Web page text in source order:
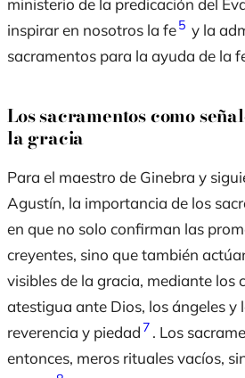
inspirar en nosotros la fe5 y la
sacramentos para la ayuda de la
Los sacramentos como
la gracia
Para el maestro de Ginebra y
Agustín, la importancia de los
en que no solo confirman las
creyentes, sino que también
visibles de la gracia, mediante los
atestigua ante Dios, los ángeles y
reverencia y piedad 7 . Los
entonces, meros rituales vacíos,